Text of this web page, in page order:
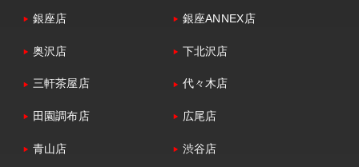
銀座店 銀座ANNEX店
奥沢店 下北沢店
三軒茶屋店 代々木店
田園調布店 広尾店
青山店 渋谷店